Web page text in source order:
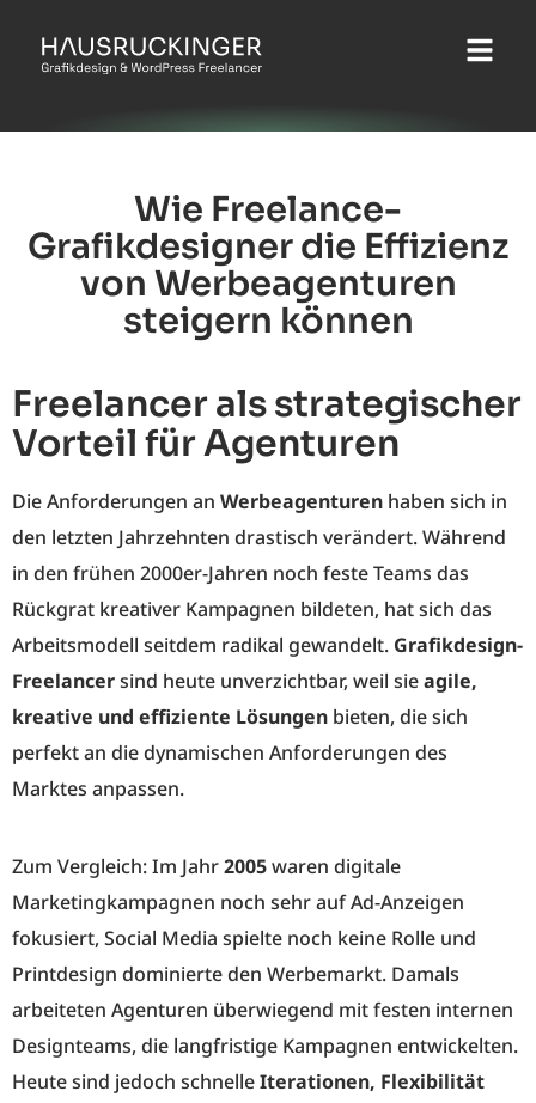
Wie Freelance-
Grafikdesigner die Effizienz
von Werbeagenturen
steigern können
Freelancer als strategischer
Vorteil für Agenturen
Die Anforderungen an Werbeagenturen haben sich in
den letzten Jahrzehnten drastisch verändert. Während
in den frühen 2000er-Jahren noch feste Teams das
Rückgrat kreativer Kampagnen bildeten, hat sich das
Arbeitsmodell seitdem radikal gewandelt. Grafikdesign-
Freelancersind heute unverzichtbar, weil sieagile,
kreative und effiziente Lösungen bieten, die sich
perfekt an die dynamischen Anforderungen des
Marktes anpassen.
Zum Vergleich: Im Jahr2005waren digitale
Marketingkampagnen noch sehr auf Ad-Anzeigen
fokusiert, Social Media spielte noch keine Rolle und
Printdesign dominierte den Werbemarkt. Damals
arbeiteten Agenturen überwiegend mit festen internen
Designteams, die langfristige Kampagnen entwickelten.
Heute sind jedoch schnelleIterationen, Flexibilität